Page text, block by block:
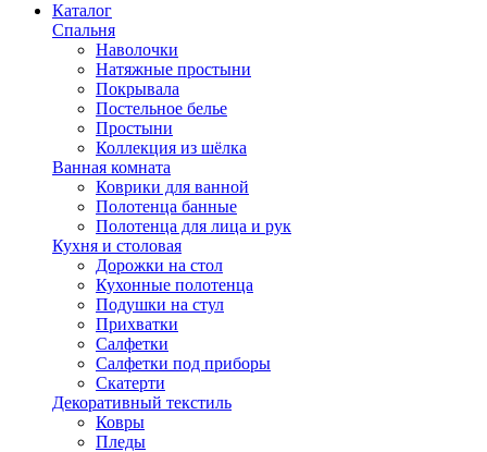
Каталог
Спальня
Наволочки
Натяжные простыни
Покрывала
Постельное белье
Простыни
Коллекция из шёлка
Ванная комната
Коврики для ванной
Полотенца банные
Полотенца для лица и рук
Кухня и столовая
Дорожки на стол
Кухонные полотенца
Подушки на стул
Прихватки
Салфетки
Салфетки под приборы
Скатерти
Декоративный текстиль
Ковры
Пледы